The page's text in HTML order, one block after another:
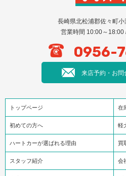
長崎県北松浦郡佐々町
営業時間 10:00～18:00
0956-
来店予約・お問
トップページ 在
初めての方へ 軽
ハートカーが選ばれる理由 買
スタッフ紹介 会